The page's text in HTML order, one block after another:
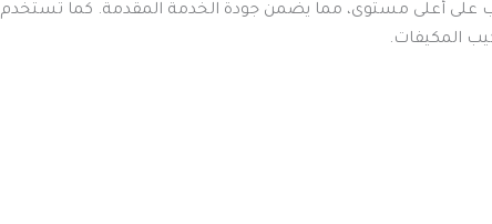
على أعلى مستوى، مما يضمن جودة الخدمة المقدمة. كما تستخدم
المكيفات.